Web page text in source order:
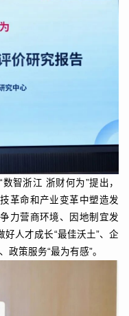
智浙江 浙财何为”提出，
革命和产业变革中塑造发
力营商环境、因地制宜发
人才成长“最佳沃土”、企
政策服务“最为有感”。